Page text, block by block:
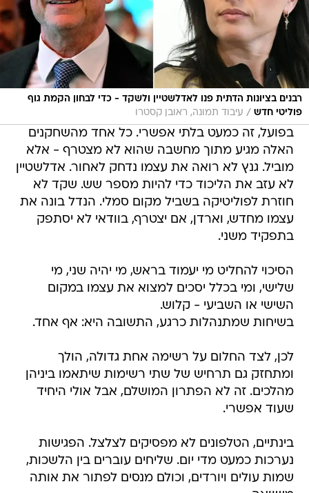
רבנים בציונות הדתית פנו לאדלשטיין ולשקד - כדי לבחון הקמת גוף
פוליטי חדש
עיבוד תמונה, ראובן קסטרו
בפועל, זה כמעט בלתי אפשרי. כל אחד מהשחקנים
האלה מגיע מתוך מחשבה שהוא לא מצטרף - אלא
מוביל. גנץ לא רואה את עצמו נדחק לאחור. אדלשטיין
לא עזב את הליכוד כדי להיות מספר שש. שקד לא
חוזרת לפוליטיקה בשביל מקום סמלי. הנדל בונה את
עצמו מחדש, וארדן, אם יצטרף, בוודאי לא יסתפק
בתפקיד משני.
הסיכוי להחליט מי יעמוד בראש, מי יהיה שני, מי
השישי או השביעי - קלוש.
בשיחות שמתנהלות כרגע, התשובה היא: אף אחד.
לכן, לצד החלום על רשימה אחת גדולה, הולך
מהלכים. זה לא הפתרון המושלם, אבל אולי היחיד
שעוד אפשרי.
בינתיים, הטלפונים לא מפסיקים לצלצל. הפגישות
שמות עולים ויורדים, וכולם מנסים לפתור את אותה
משוואה.